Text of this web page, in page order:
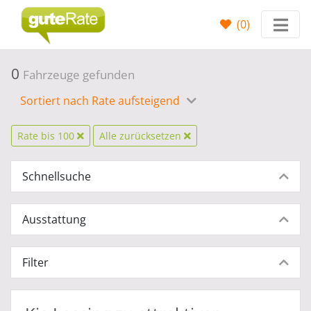
(0)
0 Fahrzeuge gefunden
Sortiert nach Rate aufsteigend
Rate bis 100 Alle zurücksetzen
Schnellsuche
Ausstattung
Filter